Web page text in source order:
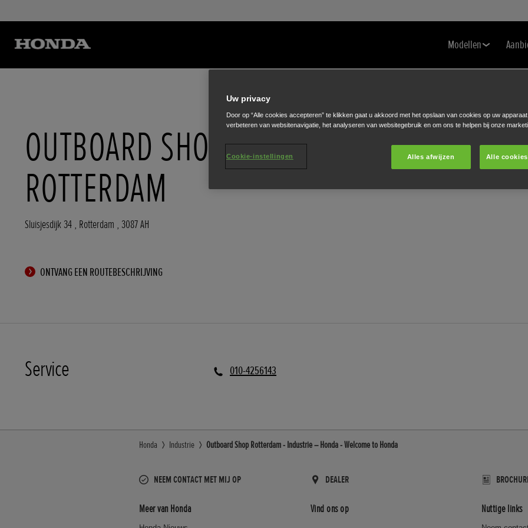
Modellen
OUTBOARD SHOP
ROTTERDAM
Sluisjesdijk 34 , Rotterdam , 3087 AH
ONTVANG EEN ROUTEBESCHRIJVING
Service 010-4256143
Honda Industrie Outboard Shop Rotterdam - Industrie – Honda - Welcome to Honda
NEEM CONTACT MET MIJ OP DEALER
Meer van Honda Vind ons op Nuttige links
Uw privacy
Door op “Alle cookies accepteren” te klikken gaat u akkoord met het opslaan van cookies op uw
verbeteren van websitenavigatie, het analyseren van websitegebruik en om ons te helpen bij onze
Alles afwijzen Alle
Cookie-instellingen